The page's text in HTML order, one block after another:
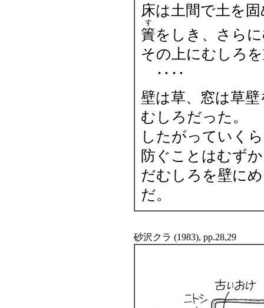
床は土間で土を
簀
す
をしき、さら
その上にむしろ
‥‥
壁は草、窓は草
むしろだった。
したがっていく
防ぐことはむず
だむしろを壁に
だ。
砂沢クラ (1983), pp.28,29